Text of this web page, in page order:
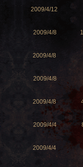
2009/4/12
2009/4/8
2009/4/8
2009/4/8
2009/4/8
2009/4/4
2009/4/4